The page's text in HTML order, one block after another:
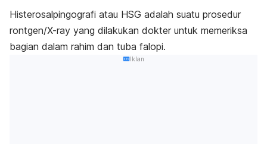
Histerosalpingografi atau HSG adalah suatu prosedur
rontgen/X-ray yang dilakukan dokter untuk memeriksa
bagian dalam rahim dan tuba falopi.
Iklan